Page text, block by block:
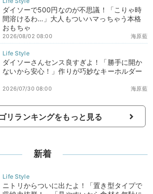
ダイソーで500円なのが不思議！「こりゃ時
間溶けるわ…」大人もついハマっちゃう本格
おもちゃ
海原藍
2026/08/02 08:00
ダイソーさんセンス良すぎよ！「勝手に開か
ないから安心！」作りが巧妙なキーホルダー
海原藍
2026/07/30 08:00
リランキングをもっと見る
新着
ニトリからついに出たよ！「置き型タイプで